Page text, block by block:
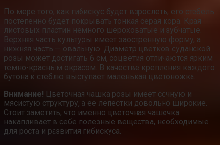
По мере того, как гибискус будет взрослеть, его стебель
постепенно будет покрывать тонкая серая кора. Края
листовых пластин немного шероховатые и зубчатые.
Верхняя часть культуры имеет заостренную форму, а
нижняя часть — овальную. Диаметр цветков суданской
розы может достигать 6 см, соцветия отличаются ярким
темно-красным окрасом. В качестве крепления каждого
бутона к стеблю выступает маленькая цветоножка.
Внимание! Цветочная чашка розы имеет сочную и
мясистую структуру, а ее лепестки довольно широкие.
Стоит заметить, что именно цветочная чашечка
накапливает в себе полезные вещества, необходимые
для роста и развития гибискуса.